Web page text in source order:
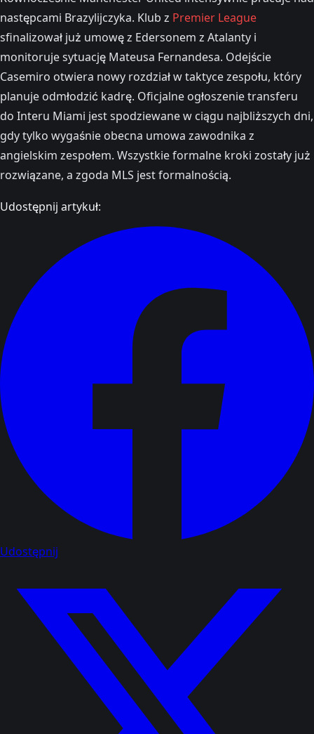
następcami Brazylijczyka. Klub z Premier League
sfinalizował już umowę z Edersonem z Atalanty i
monitoruje sytuację Mateusa Fernandesa. Odejście
Casemiro otwiera nowy rozdział w taktyce zespołu, który
planuje odmłodzić kadrę. Oficjalne ogłoszenie transferu
do Interu Miami jest spodziewane w ciągu najbliższych dni,
gdy tylko wygaśnie obecna umowa zawodnika z
angielskim zespołem. Wszystkie formalne kroki zostały już
rozwiązane, a zgoda MLS jest formalnością.
Udostępnij artykuł:
Udostępnij